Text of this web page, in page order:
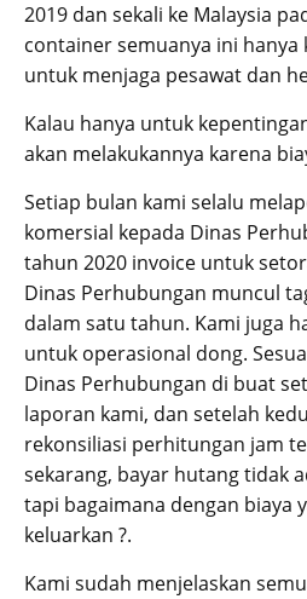
2019 dan sekali ke Malaysia
container semuanya ini hanya
untuk menjaga pesawat dan
Kalau hanya untuk
akan melakukannya karena
Setiap bulan kami selalu
komersial kepada Dinas
tahun 2020 invoice untuk
Dinas Perhubungan muncul
dalam satu tahun. Kami juga
untuk operasional dong.
Dinas Perhubungan di buat
laporan kami, dan setelah
rekonsiliasi perhitungan jam
sekarang, bayar hutang tidak
tapi bagaimana dengan biaya
keluarkan ?.
Kami sudah menjelaskan